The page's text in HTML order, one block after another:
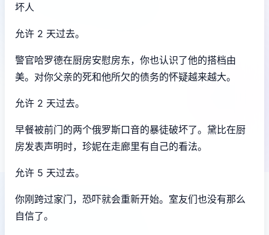
坏人
允许 2 天过去。
警官哈罗德在厨房安慰房东，你也认识了他的搭档由
美。对你父亲的死和他所欠的债务的怀疑越来越大。
允许 2 天过去。
早餐被前门的两个俄罗斯口音的暴徒破坏了。黛比在厨
房发表声明时，珍妮在走廊里有自己的看法。
允许 5 天过去。
你刚跨过家门，恐吓就会重新开始。室友们也没有那么
自信了。